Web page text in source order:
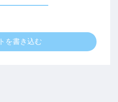
を書き込む